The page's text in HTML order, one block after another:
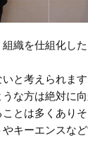
織を仕組化し
と考えられます
な方は絶対に
とは多くありそ
キーエンスな